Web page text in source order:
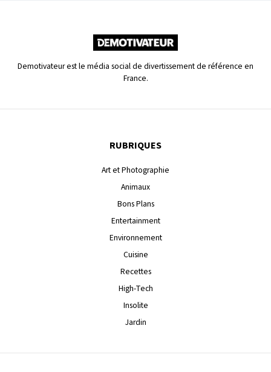
Demotivateur est le média social de divertissement de référence en
France.
RUBRIQUES
Art et Photographie
Animaux
Bons Plans
Entertainment
Environnement
Cuisine
Recettes
High-Tech
Insolite
Jardin